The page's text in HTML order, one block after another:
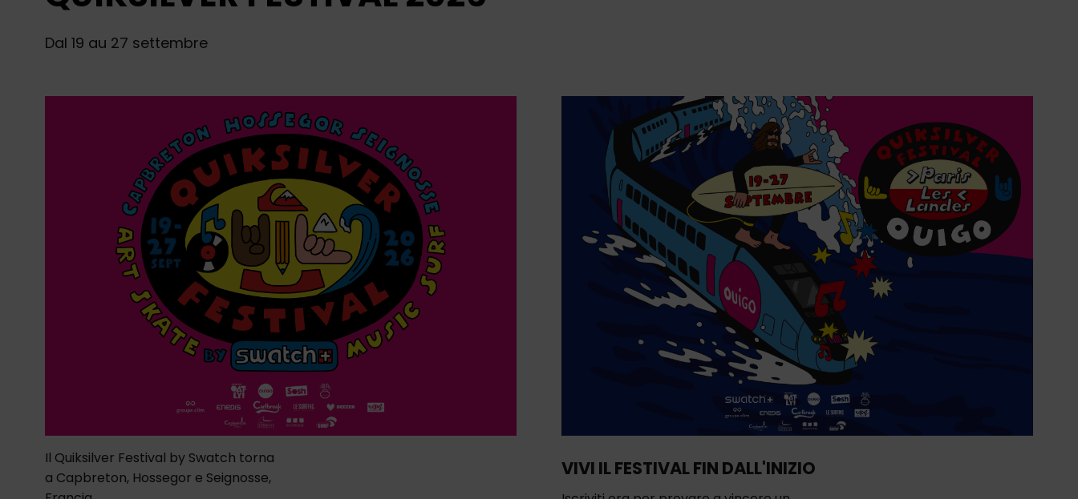
Dal 19 au 27 settembre
Il Quiksilver Festival by Swatch torna
a Capbreton, Hossegor e Seignosse,
VIVI IL FESTIVAL FIN DALL'INIZIO